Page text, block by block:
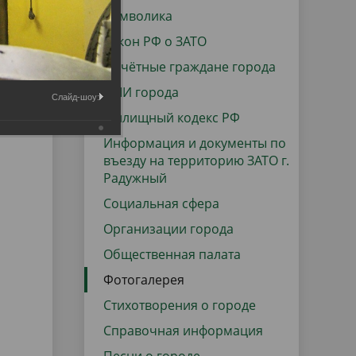
Городская среда
Региональный контроль
Поддержка малого и среднего
предпринимательства
Символика
Закон РФ о ЗАТО
Почётные граждане города
СМИ города
Жилищный кодекс РФ
Информация и документы по
въезду на территорию ЗАТО г.
Радужный
Социальная сфера
Организации города
Общественная палата
Фотогалерея
Стихотворения о городе
Справочная информация
Слайд-шоу: